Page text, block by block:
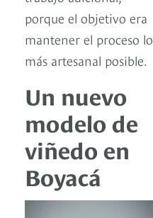
porque el objetivo era
mantener el proceso lo
más artesanal posible.
Un nuevo
modelo de
viñedo en
Boyacá